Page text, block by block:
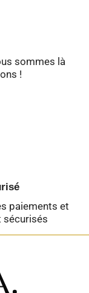
sommes là
!
paiements et
sécurisés